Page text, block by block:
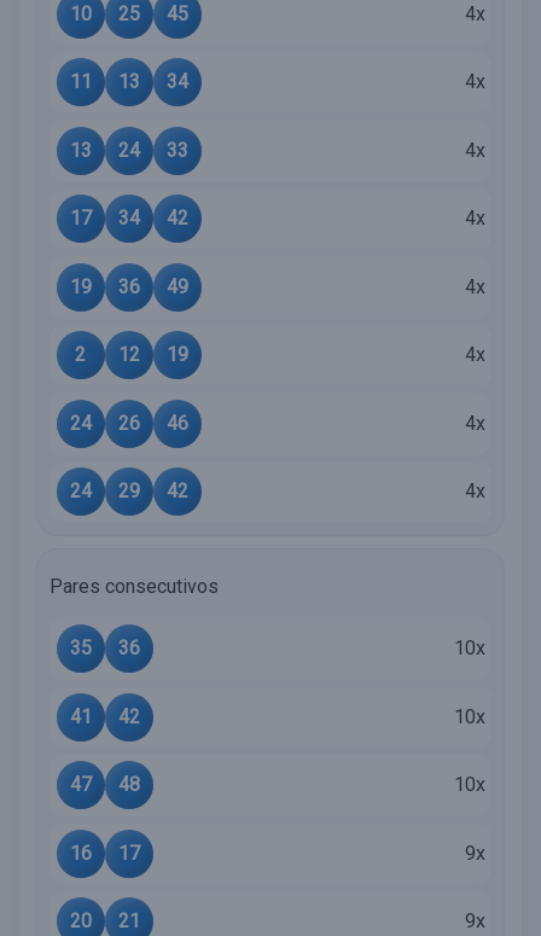
10 25 45 4x
11 13 34 4x
13 24 33 4x
17 34 42 4x
19 36 49 4x
2 12 19 4x
24 26 46 4x
24 29 42 4x
Pares consecutivos
35 36 10x
41 42 10x
47 48 10x
16 17 9x
20 21 9x